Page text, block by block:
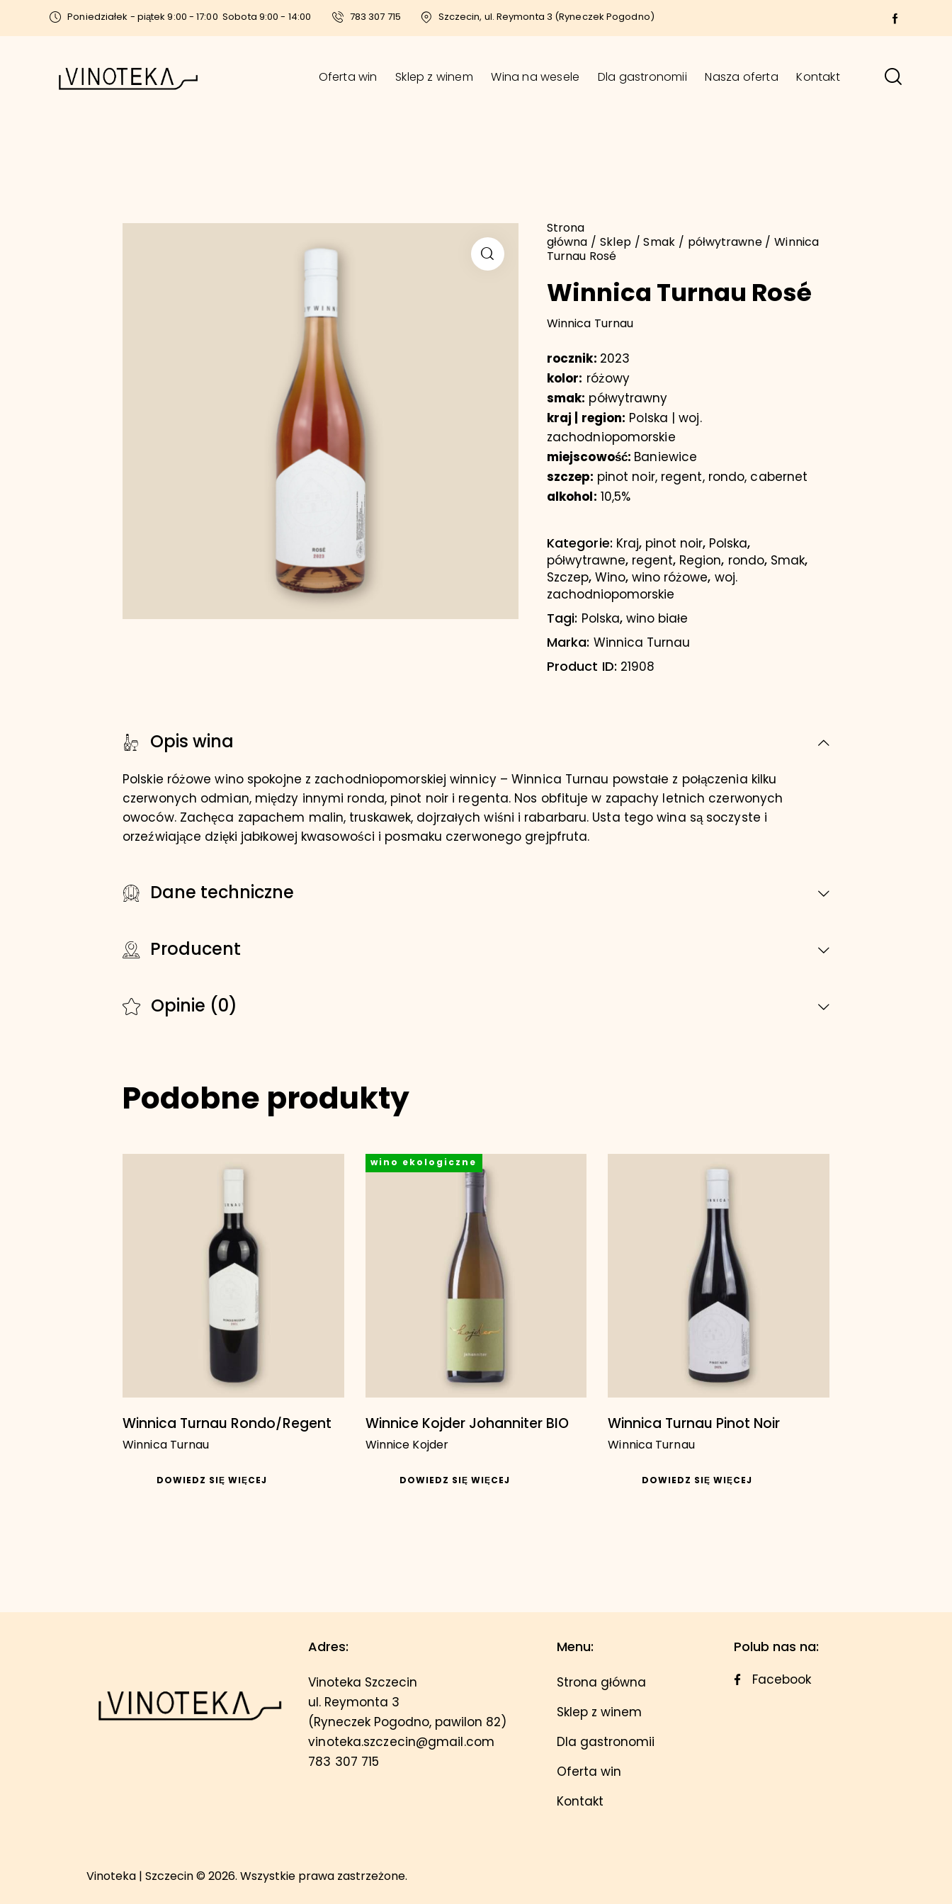
Poniedziałek - piątek 9:00 - 17:00 Sobota 9:00 - 14:00 783 307 715 Szczecin, ul. Reymonta 3 (Ryneczek Pogodno)
Oferta win Sklep z winem Wina na wesele Dla gastronomii Nasza oferta Kontakt
Strona
główna Sklep Smak półwytrawne Winnica
Turnau Rosé
Winnica Turnau Rosé
Winnica Turnau
rocznik: 2023
kolor: różowy
smak: półwytrawny
kraj | region: Polska | woj.
zachodniopomorskie
miejscowość: Baniewice
szczep: pinot noir, regent, rondo, cabernet
alkohol: 10,5%
Kategorie: Kraj, pinot noir, Polska,
półwytrawne, regent, Region, rondo, Smak,
Szczep,Wino,wino różowe, woj.
zachodniopomorskie
Tagi: Polska,wino białe
Marka: Winnica Turnau
Product ID: 21908
Opis wina
Polskie różowe wino spokojne z zachodniopomorskiej winnicy – Winnica Turnau powstałe z połączenia kilku
czerwonych odmian, między innymi ronda, pinot noir i regenta. Nos obfituje w zapachy letnich czerwonych
owoców. Zachęca zapachem malin, truskawek, dojrzałych wiśni i rabarbaru. Usta tego wina są soczyste i
orzeźwiające dzięki jabłkowej kwasowości i posmaku czerwonego grejpfruta.
Dane techniczne
Producent
Opinie (0)
Podobne produkty
Winnica Turnau Rondo/Regent
Winnica Turnau
DOWIEDZ SIĘ WIĘCEJ
wino ekologiczne
Winnice Kojder Johanniter BIO
Winnice Kojder
DOWIEDZ SIĘ WIĘCEJ
Winnica Turnau Pinot Noir
Winnica Turnau
DOWIEDZ SIĘ WIĘCEJ
Adres:
Vinoteka Szczecin
ul. Reymonta 3
(Ryneczek Pogodno, pawilon 82)
vinoteka.szczecin@gmail.com
783 307 715
Menu:
Strona główna
Sklep z winem
Dla gastronomii
Oferta win
Kontakt
Polub nas na:
Facebook
Vinoteka | Szczecin© 2026. Wszystkie prawa zastrzeżone.